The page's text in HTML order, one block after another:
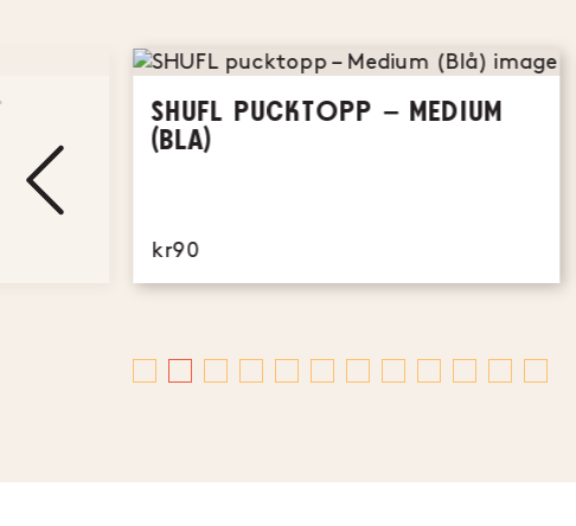
SHUFL PUCKTOPP – MEDIUM
(BLÅ)
kr90